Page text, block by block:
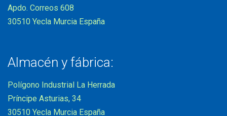
Apdo. Correos 608
30510 Yecla Murcia España
Almacén y fábrica:
Polígono Industrial La Herrada
Príncipe Asturias, 34
30510 Yecla Murcia España